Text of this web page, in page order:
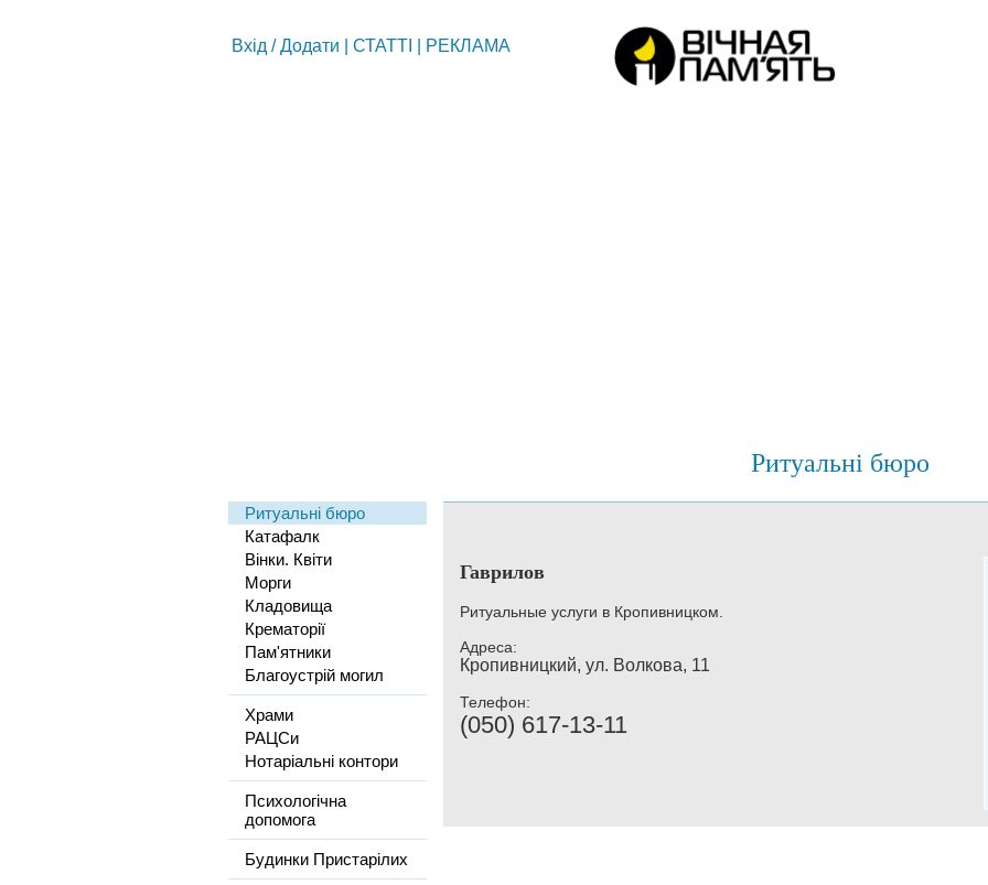
Вхід /Додати СТАТТІ РЕКЛАМА
Ритуальні бюро
Ритуальні бюро
Катафалк
Вінки. Квіти
Морги
Кладовища
Крематорії
Пам'ятники
Благоустрій могил
Храми
РАЦСи
Нотаріальні контори
Психологічна
допомога
Будинки Пристарілих
Гаврилов
Ритуальные услуги в Кропивницком.
Адреса:
Кропивницкий, ул. Волкова, 11
Телефон:
(050) 617-13-11